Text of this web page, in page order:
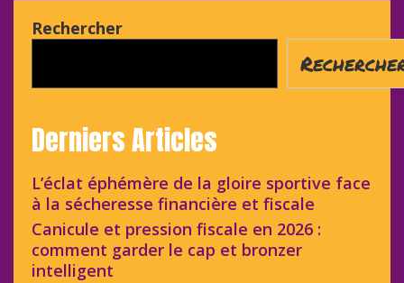
Rechercher
Derniers Articles
L’éclat éphémère de la gloire sportive face
à la sécheresse financière et fiscale
Canicule et pression fiscale en 2026 :
comment garder le cap et bronzer
intelligent